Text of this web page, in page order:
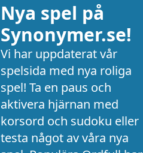
Nya spel på
Synonymer.se!
Vi har uppdaterat vår
spelsida med nya roliga
spel! Ta en paus och
aktivera hjärnan med
korsord och sudoku eller
testa något av våra nya